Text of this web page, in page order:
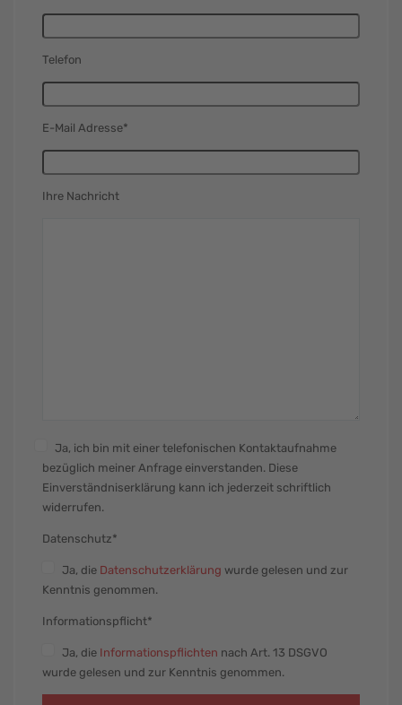
Telefon
E-Mail Adresse*
Ihre Nachricht
Ja, ich bin mit einer telefonischen Kontaktaufnahme
bezüglich meiner Anfrage einverstanden. Diese
Einverständniserklärung kann ich jederzeit schriftlich
widerrufen.
Datenschutz*
Ja, die Datenschutzerklärung wurde gelesen und zur
Kenntnis genommen.
Informationspflicht*
Ja, die Informationspflichten nach Art. 13 DSGVO
wurde gelesen und zur Kenntnis genommen.